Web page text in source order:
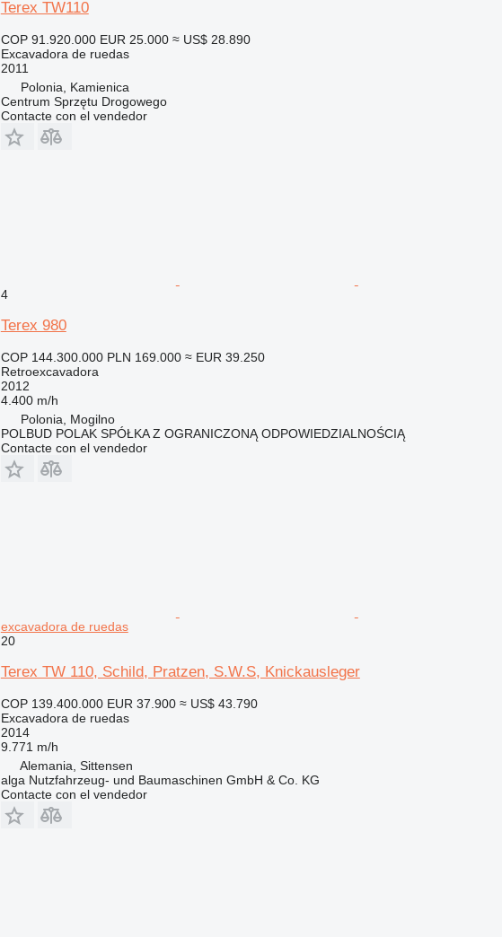
Terex TW110
COP 91.920.000 EUR 25.000 ≈ US$ 28.890
Excavadora de ruedas
2011
Polonia, Kamienica
Centrum Sprzętu Drogowego
Contacte con el vendedor
4
Terex 980
COP 144.300.000 PLN 169.000 ≈ EUR 39.250
Retroexcavadora
2012
4.400 m/h
Polonia, Mogilno
POLBUD POLAK SPÓŁKA Z OGRANICZONĄ ODPOWIEDZIALNOŚCIĄ
Contacte con el vendedor
excavadora de ruedas
20
Terex TW 110, Schild, Pratzen, S.W.S, Knickausleger
COP 139.400.000 EUR 37.900 ≈ US$ 43.790
Excavadora de ruedas
2014
9.771 m/h
Alemania, Sittensen
alga Nutzfahrzeug- und Baumaschinen GmbH & Co. KG
Contacte con el vendedor